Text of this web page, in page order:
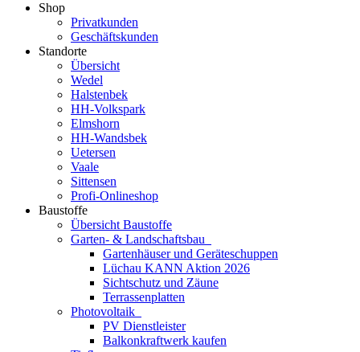
Shop
Privatkunden
Geschäftskunden
Standorte
Übersicht
Wedel
Halstenbek
HH-Volkspark
Elmshorn
HH-Wandsbek
Uetersen
Vaale
Sittensen
Profi-Onlineshop
Baustoffe
Übersicht Baustoffe
Garten- & Landschaftsbau
Gartenhäuser und Geräteschuppen
Lüchau KANN Aktion 2026
Sichtschutz und Zäune
Terrassenplatten
Photovoltaik
PV Dienstleister
Balkonkraftwerk kaufen